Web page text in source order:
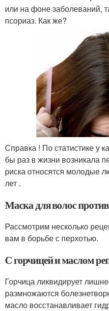
или на фоне заболеваний,
псориаз. Как же?
Справка ! По статистике у
бы раз в жизни возникала
риска относятся молодые
лет .
Маска для волос
Рассмотрим несколько
вам в борьбе с перхотью.
С горчицей и маслом
Горчица ликвидирует
размножаются
масло восстанавливает